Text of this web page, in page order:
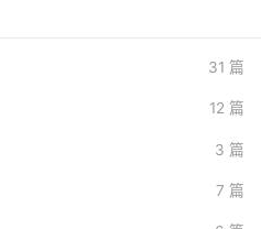
31 篇
12 篇
3 篇
7 篇